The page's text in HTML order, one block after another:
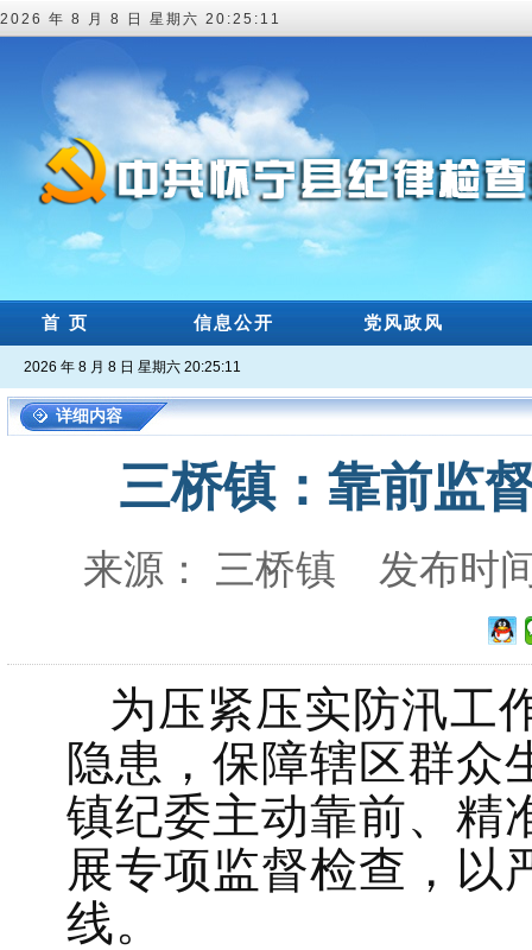
2026 年 8 月 8 日 星期六 20:25:12
首 页 信息公开 党风政风
2026 年 8 月 8 日 星期六 20:25:12
详细内容
三桥镇：靠前监
来源： 三桥镇 发布时
为压紧压实防汛工
隐患，保障辖区群众
镇纪委主动靠前、精
展专项监督检查，以
线。